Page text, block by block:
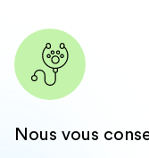
Nous vous